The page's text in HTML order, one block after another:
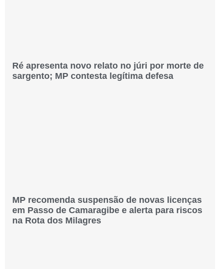
Ré apresenta novo relato no júri por morte de
sargento; MP contesta legítima defesa
MP recomenda suspensão de novas licenças
em Passo de Camaragibe e alerta para riscos
na Rota dos Milagres